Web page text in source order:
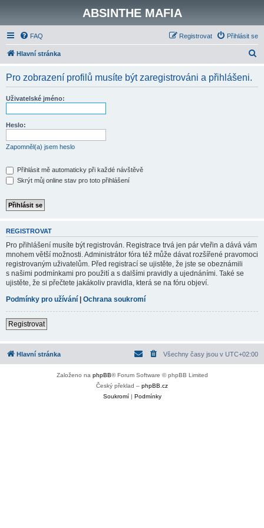
ABSINTHE MAFIA
FAQ Přihlásit se
Registrovat
Hlavní stránka
Pro zobrazení profilů musíte být zaregistrováni a přihlášeni.
Uživatelské jméno:
Heslo:
Zapomněl(a) jsem heslo
Přihlásit mě automaticky při každé návštěvě
Skrýt můj online stav pro toto přihlášení
REGISTROVAT
Pro přihlášení musíte být registrován. Registrace trvá jen pár vteřin a dává vám
mnohem větší možnosti. Administrátor fóra též může dávat rozšířené pravomoci
registrovaným uživatelům. Před registrací se ujistěte, že jste se obeznámili
s našimi podmínkami pro použití a s dalšími pravidly a ujednáními. Také se
ujistěte, že si přečtete jakákoliv pravidla, která se na fóru objeví.
Podmínky pro užívání | Ochrana soukromí
Registrovat
Hlavní stránka Všechny časy jsou v UTC+02:00
Založeno na phpBB® Forum Software © phpBB Limited
Český překlad – phpBB.cz
Soukromí| Podmínky